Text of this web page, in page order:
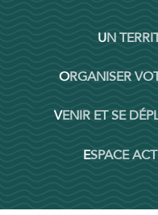
UN
ORGANISER
VENIR ET SE
ESPACE